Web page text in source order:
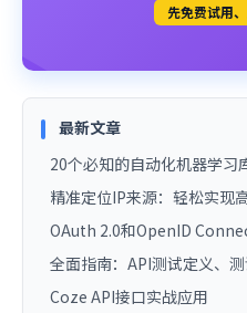
先免费试用
最新文章
20个必知的自动化机器学习
精准定位IP来源：轻松实现
OAuth 2.0和OpenID
全面指南：API测试定义、
Coze API接口实战应用